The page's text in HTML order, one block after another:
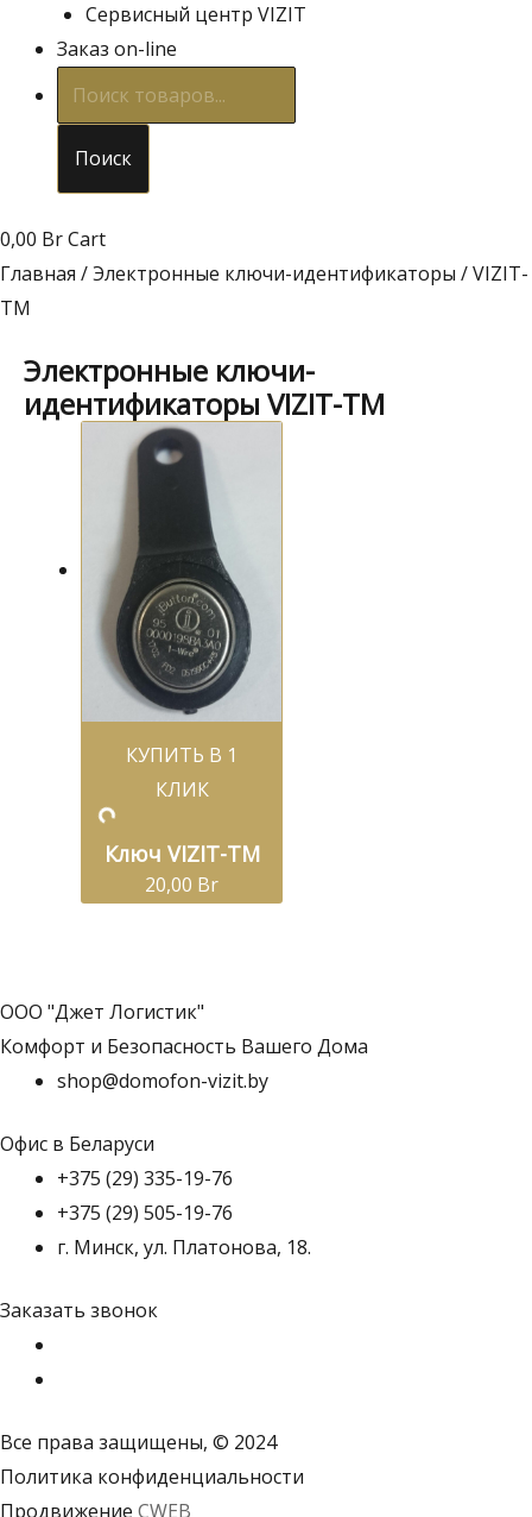
Сервисный центр VIZIT
Заказ on-line
Поиск
товаров
Поиск
0,00 BrCart
Главная /Электронные ключи-идентификаторы / VIZIT-
TM
Электронные ключи-
идентификаторы VIZIT-TM
КУПИТЬ В 1
КЛИК
Ключ VIZIT-ТМ
20,00 Br
ООО "Джет Логистик"
Комфорт и Безопасность Вашего Дома
shop@domofon-vizit.by
Офис в Беларуси
+375 (29) 335-19-76
+375 (29) 505-19-76
г. Минск, ул. Платонова, 18.
Заказать звонок
Все права защищены, © 2024
Политика конфиденциальности
Продвижение CWEB